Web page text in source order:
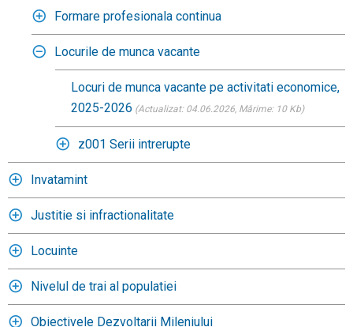
Formare profesionala continua
Locurile de munca vacante
Locuri de munca vacante pe activitati economice,
2025-2026 (Actualizat: 04.06.2026, Mărime: 10 Kb)
z001 Serii intrerupte
Invatamint
Justitie si infractionalitate
Locuinte
Nivelul de trai al populatiei
Obiectivele Dezvoltarii Mileniului